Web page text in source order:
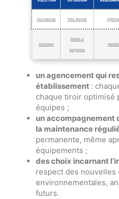
Sur-mesure Très élevée
Standard
Faible à
moyenne
un agencement qui
établissement :
chaque tiroir optimisé
équipes ;
un accompagnement
la maintenance
permanente, même
équipements ;
des choix incarnant
respect des nouvelles
environnementales,
futurs.